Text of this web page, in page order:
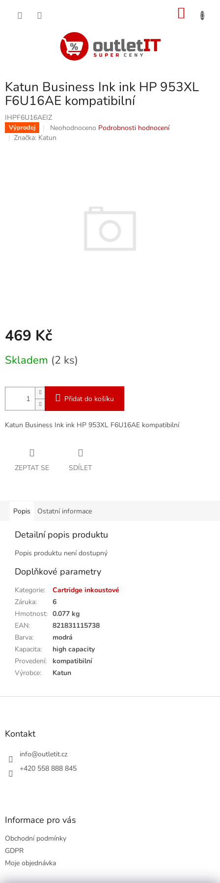
Katun Business Ink ink HP 953XL
F6U16AE kompatibilní
IHPF6U16AEIZ
Výprodej
Průměrné
hodnocení
Neohodnoceno Podrobnosti hodnocení
Značka: Katun
469 Kč
cena:
Skladem (2 ks)
Přidat do košíku
Katun Business Ink ink HP 953XL F6U16AE kompatibilní
ZEPTAT SE SDÍLET
Popis Ostatní informace
Detailní popis produktu
Popis produktu není dostupný
Doplňkové parametry
Kategorie:
Cartridge inkoustové
Záruka:
6
Hmotnost: 0.077 kg
EAN:
821831115738
Barva:
modrá
Kapacita:
high capacity
Provedení:
kompatibilní
Výrobce: Katun
Z
Kontakt
info@outletit.cz
+420 558 888 845
Informace pro vás
Obchodní podmínky
GDPR
Moje objednávka